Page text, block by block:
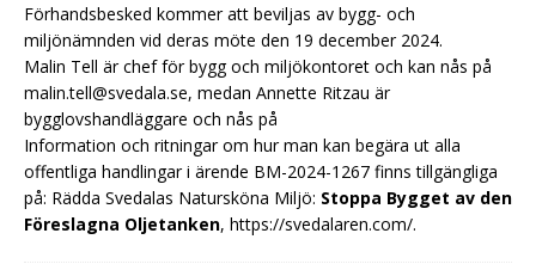
Förhandsbesked kommer att beviljas av bygg- och
miljönämnden vid deras möte den 19 december 2024.
Malin Tell är chef för bygg och miljökontoret och kan nås på
malin.tell@svedala.se, medan Annette Ritzau är
bygglovshandläggare och nås på
Information och ritningar om hur man kan begära ut alla
offentliga handlingar i ärende BM-2024-1267 finns tillgängliga
på: Rädda Svedalas Natursköna Miljö: Stoppa Bygget av den
Föreslagna Oljetanken, https://svedalaren.com/.